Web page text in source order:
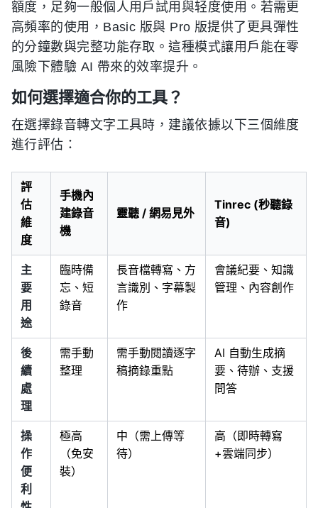
額度，足夠一般個人用戶試用與轻度使用。若需更
高頻率的使用，Basic 版與 Pro 版提供了更具彈性
的分鐘數與完整功能存取。這種模式讓用戶能在零
風險下體驗 AI 帶來的效率提升。
如何選擇適合你的工具？
在選擇錄音轉文字工具時，建議依據以下三個維度
進行評估：
評
估
維
度
手機內
建錄音
機
靈聽 / 網易見外
Tinrec (秒聽錄
音)
主
要
用
途
臨時備
忘、短
錄音
長音檔轉寫、方
言識別、字幕製
作
會議紀要、知識
管理、內容創作
後
續
處
理
需手動
整理
需手動閱讀逐字
稿摘錄重點
AI 自動生成摘
要、待辦、支援
問答
操
作
便
利
極高
（免安
裝）
中（需上傳等
待）
高（即時轉寫
+雲端同步）